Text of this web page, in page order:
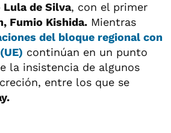
de Silva, con el primer
Fumio Kishida. Mientras
del bloque regional con
continúan en un punto
la insistencia de algunos
entre los que se